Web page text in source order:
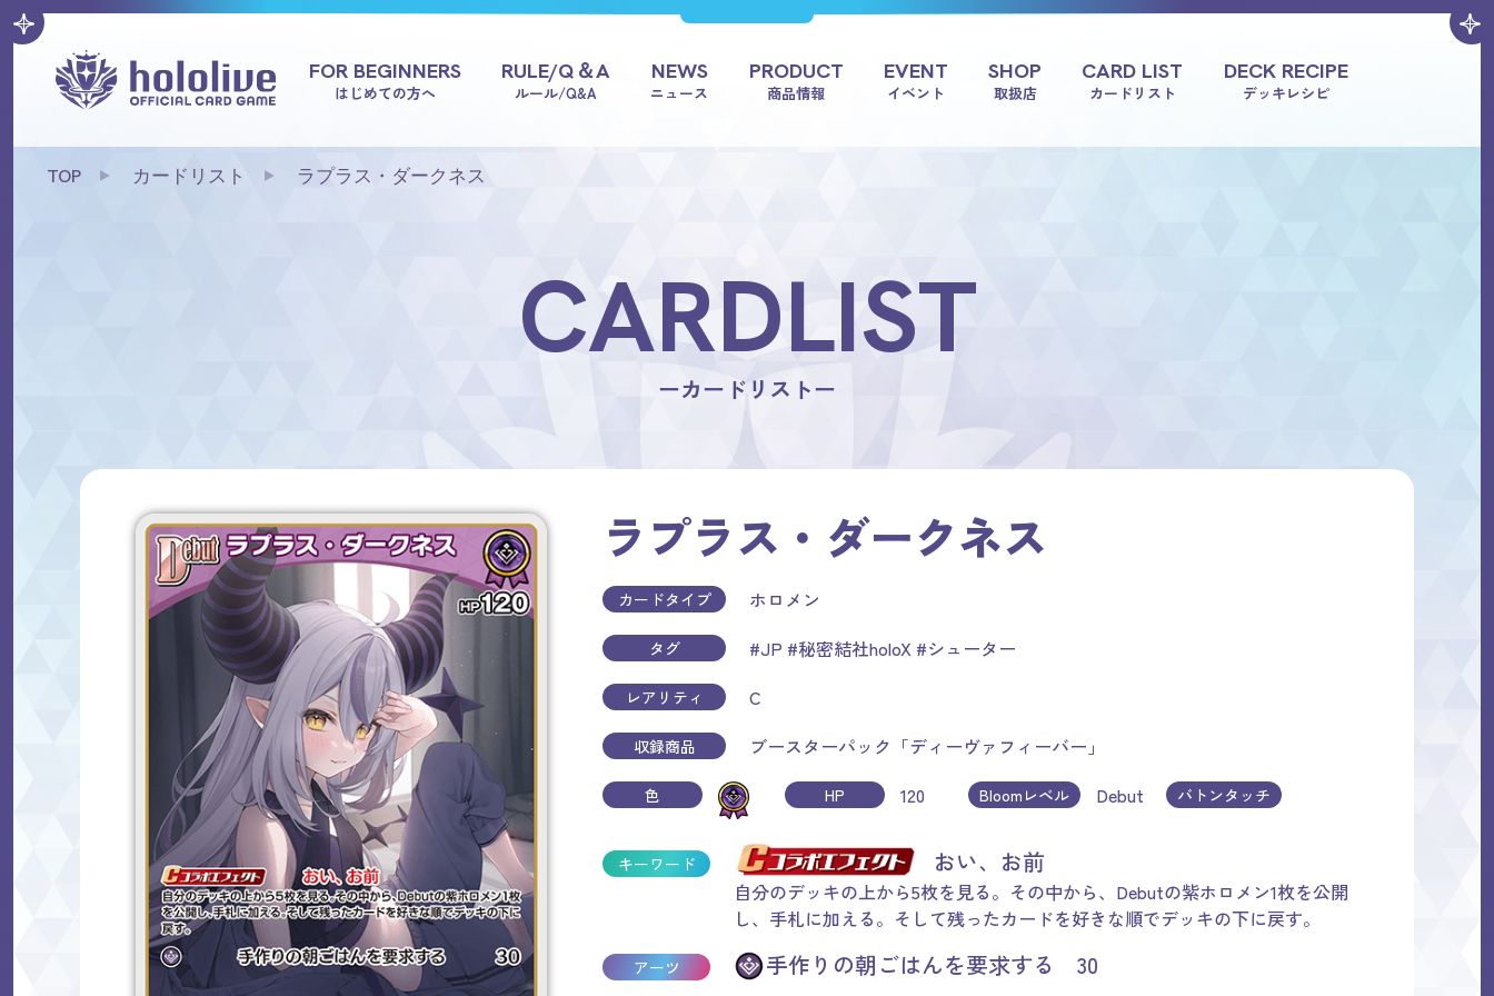
FOR BEGINNERS
はじめての方へ
RULE/Q＆A
ルール/Q&A
NEWS
ニュース
PRODUCT
商品情報
EVENT
イベント
SHOP
取扱店
CARD LIST
カードリスト
DECK RECIPE
デッキレシピ
TOP カードリスト ラプラス・ダークネス
CARDLIST
ーカードリストー
ラプラス・ダークネス
カードタイプ ホロメン
タグ #JP #秘密結社holoX #シューター
レアリティ C
収録商品 ブースターパック「ディーヴァフィーバー」
色 HP 120 Bloomレベル Debut バトンタッチ
キーワード おい、お前
自分のデッキの上から5枚を見る。その中から、Debutの紫ホロメン1枚を公開
し、手札に加える。そして残ったカードを好きな順でデッキの下に戻す。
アーツ 手作りの朝ごはんを要求する 30